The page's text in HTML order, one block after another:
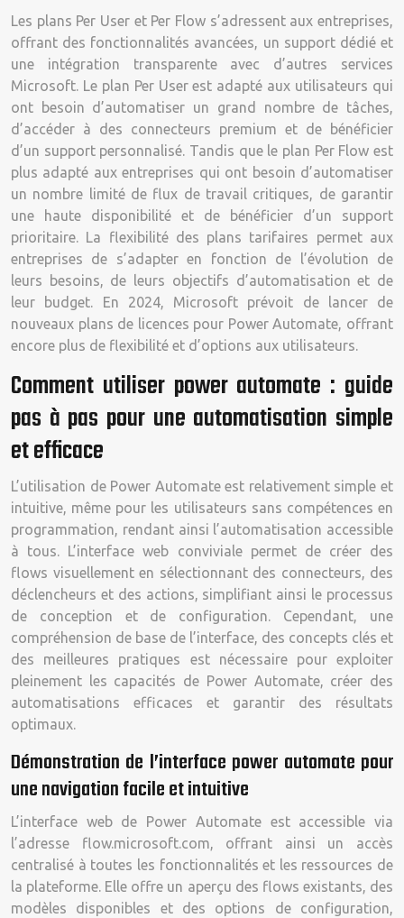
Les plans Per User et Per Flow s’adressent aux entreprises,
offrant des fonctionnalités avancées, un support dédié et
une intégration transparente avec d’autres services
Microsoft. Le plan Per User est adapté aux utilisateurs qui
ont besoin d’automatiser un grand nombre de tâches,
d’accéder à des connecteurs premium et de bénéficier
d’un support personnalisé. Tandis que le plan Per Flow est
plus adapté aux entreprises qui ont besoin d’automatiser
un nombre limité de flux de travail critiques, de garantir
une haute disponibilité et de bénéficier d’un support
prioritaire. La flexibilité des plans tarifaires permet aux
entreprises de s’adapter en fonction de l’évolution de
leurs besoins, de leurs objectifs d’automatisation et de
leur budget. En 2024, Microsoft prévoit de lancer de
nouveaux plans de licences pour Power Automate, offrant
encore plus de flexibilité et d’options aux utilisateurs.
Comment utiliser power automate : guide
pas à pas pour une automatisation simple
et efficace
L’utilisation de Power Automate est relativement simple et
intuitive, même pour les utilisateurs sans compétences en
programmation, rendant ainsi l’automatisation accessible
à tous. L’interface web conviviale permet de créer des
flows visuellement en sélectionnant des connecteurs, des
déclencheurs et des actions, simplifiant ainsi le processus
de conception et de configuration. Cependant, une
compréhension de base de l’interface, des concepts clés et
des meilleures pratiques est nécessaire pour exploiter
pleinement les capacités de Power Automate, créer des
automatisations efficaces et garantir des résultats
optimaux.
Démonstration de l’interface power automate pour
une navigation facile et intuitive
L’interface web de Power Automate est accessible via
l’adresse flow.microsoft.com, offrant ainsi un accès
centralisé à toutes les fonctionnalités et les ressources de
la plateforme. Elle offre un aperçu des flows existants, des
modèles disponibles et des options de configuration,